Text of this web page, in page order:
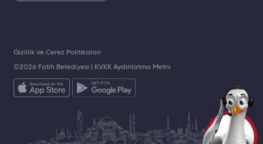
©2026 Fatih Belediyesi | KVKK Aydınlatma Metni
Gizlilik ve Çerez Politikaları